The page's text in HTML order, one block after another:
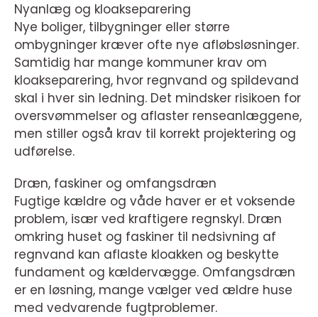
Nyanlæg og kloakseparering
Nye boliger, tilbygninger eller større
ombygninger kræver ofte nye afløbsløsninger.
Samtidig har mange kommuner krav om
kloakseparering, hvor regnvand og spildevand
skal i hver sin ledning. Det mindsker risikoen for
oversvømmelser og aflaster renseanlæggene,
men stiller også krav til korrekt projektering og
udførelse.
Dræn, faskiner og omfangsdræn
Fugtige kældre og våde haver er et voksende
problem, især ved kraftigere regnskyl. Dræn
omkring huset og faskiner til nedsivning af
regnvand kan aflaste kloakken og beskytte
fundament og kældervægge. Omfangsdræn
er en løsning, mange vælger ved ældre huse
med vedvarende fugtproblemer.